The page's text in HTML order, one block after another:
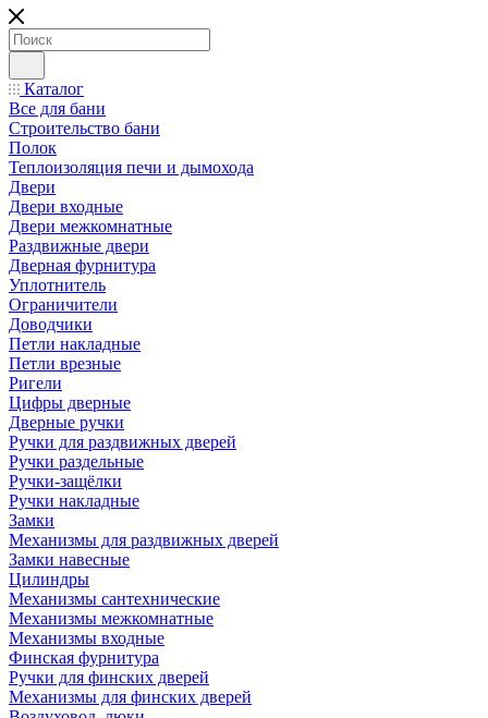
Каталог
Все для бани
Строительство бани
Полок
Теплоизоляция печи и дымохода
Двери
Двери входные
Двери межкомнатные
Раздвижные двери
Дверная фурнитура
Уплотнитель
Ограничители
Доводчики
Петли накладные
Петли врезные
Ригели
Цифры дверные
Дверные ручки
Ручки для раздвижных дверей
Ручки раздельные
Ручки-защёлки
Ручки накладные
Замки
Механизмы для раздвижных дверей
Замки навесные
Цилиндры
Механизмы сантехнические
Механизмы межкомнатные
Механизмы входные
Финская фурнитура
Ручки для финских дверей
Механизмы для финских дверей